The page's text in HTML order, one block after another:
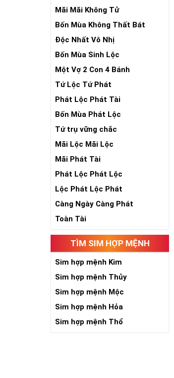
Mãi Mãi Không Tử
Bốn Mùa Không Thất Bát
Độc Nhất Vô Nhị
Bốn Mùa Sinh Lộc
Một Vợ 2 Con 4 Bánh
Tứ Lộc Tứ Phát
Phát Lộc Phát Tài
Bốn Mùa Phát Lộc
Tứ trụ vững chắc
Mãi Lộc Mãi Lộc
Mãi Phát Tài
Phát Lộc Phát Lộc
Lộc Phát Lộc Phát
Càng Ngày Càng Phát
Toàn Tài
TÌM SIM HỢP MỆNH
Sim hợp mệnh Kim
Sim hợp mệnh Thủy
Sim hợp mệnh Mộc
Sim hợp mệnh Hỏa
Sim hợp mệnh Thổ